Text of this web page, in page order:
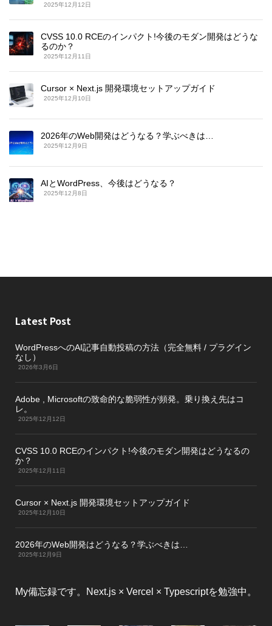
2025年12月12日
CVSS 10.0 RCEのインパクト!今後のモダン開発はどうな
るのか？
2025年12月11日
Cursor × Next.js 開発環境セットアップガイド
2025年12月10日
2026年のWeb開発はどうなる？学ぶべきは…
2025年12月9日
AIとWordPress、今後はどうなる？
2025年12月8日
Latest Post
WordPressへのAI記事自動投稿の方法（完全無料 / プラグイン
なし）
2026年3月6日
Adobe , Microsoftの致命的な脆弱性が頻発。乗り換え先はコ
レ。
2025年12月12日
CVSS 10.0 RCEのインパクト!今後のモダン開発はどうなるの
か？
2025年12月11日
Cursor × Next.js 開発環境セットアップガイド
2025年12月10日
2026年のWeb開発はどうなる？学ぶべきは…
2025年12月9日
My備忘録です。Next.js × Vercel × Typescriptを勉強中。